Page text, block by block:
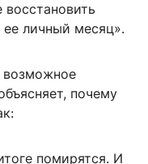
восстановить
личный месяц».
возможное
почему
помирятся. И